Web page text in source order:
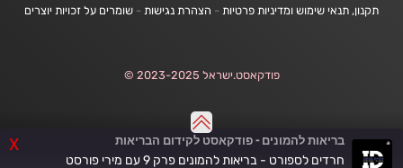
X בריאות להמונים - פודקאסט לקידום הבריאות
חרדים לספורט - בריאות להמונים פרק 9 עם מירי פורסט
תקנון, תנאי שימוש ומדיניות פרטיות - הצהרת נגישות - שומרים על זכויות יוצרים
פודקאסט.ישראל 2023-2025 ©